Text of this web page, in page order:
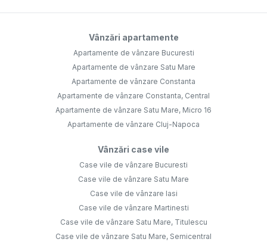
Vânzări apartamente
Apartamente de vânzare Bucuresti
Apartamente de vânzare Satu Mare
Apartamente de vânzare Constanta
Apartamente de vânzare Constanta, Central
Apartamente de vânzare Satu Mare, Micro 16
Apartamente de vânzare Cluj-Napoca
Vânzări case vile
Case vile de vânzare Bucuresti
Case vile de vânzare Satu Mare
Case vile de vânzare Iasi
Case vile de vânzare Martinesti
Case vile de vânzare Satu Mare, Titulescu
Case vile de vânzare Satu Mare, Semicentral